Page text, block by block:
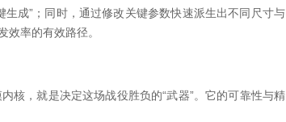
成”；同时，通过修改关键参数快速派生出不同尺寸与
率的有效路径。
核，就是决定这场战役胜负的“武器”。它的可靠性与精